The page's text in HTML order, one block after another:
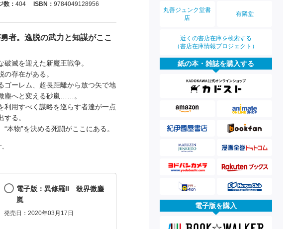
数： 404 ISBN： 9784049128956
者。逸脱の武力と知謀がここ
滅を迎えた新魔王戦争。
存在がある。
ゴーレム、超長距離から放つ矢で地
塵へと変える砂嵐……。
利用すべく謀略を巡らす者達が一点
る。
本物”を決める死闘がここにある。
電子版：異修羅II 殺界微塵
嵐
発売日：2020年03月17日
丸善ジュンク堂書
店
有隣堂
近くの書店在庫を検索する
（書店在庫情報プロジェクト）
紙の本・雑誌を購入する
電子版を購入